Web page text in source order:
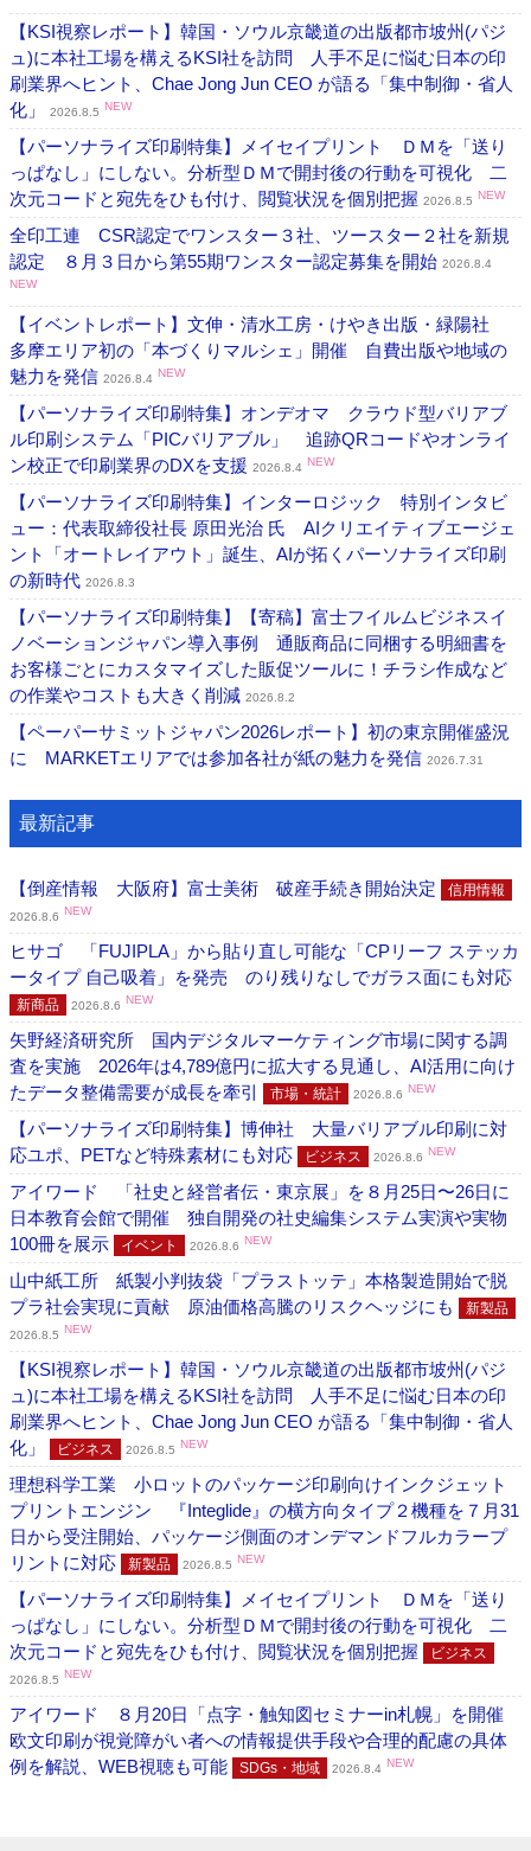
【KSI視察レポート】韓国・ソウル京畿道の出版都市坡州(パジ
ュ)に本社工場を構えるKSI社を訪問 人手不足に悩む日本の印
刷業界へヒント、Chae Jong Jun CEO が語る「集中制御・省人
化」
2026.8.5 NEW
【パーソナライズ印刷特集】メイセイプリント ＤＭを「送り
っぱなし」にしない。分析型ＤＭで開封後の行動を可視化 二
次元コードと宛先をひも付け、閲覧状況を個別把握 2026.8.5 NEW
全印工連 CSR認定でワンスター３社、ツースター２社を新規
認定 ８月３日から第55期ワンスター認定募集を開始 2026.8.4
NEW
【イベントレポート】文伸・清水工房・けやき出版・緑陽社
多摩エリア初の「本づくりマルシェ」開催 自費出版や地域の
魅力を発信 2026.8.4 NEW
【パーソナライズ印刷特集】オンデオマ クラウド型バリアブ
ル印刷システム「PICバリアブル」 追跡QRコードやオンライ
ン校正で印刷業界のDXを支援 2026.8.4 NEW
【パーソナライズ印刷特集】インターロジック 特別インタビ
ュー：代表取締役社長 原田光治 氏 AIクリエイティブエージェ
ント「オートレイアウト」誕生、AIが拓くパーソナライズ印刷
の新時代 2026.8.3
【パーソナライズ印刷特集】【寄稿】富士フイルムビジネスイ
ノベーションジャパン導入事例 通販商品に同梱する明細書を
お客様ごとにカスタマイズした販促ツールに！チラシ作成など
の作業やコストも大きく削減 2026.8.2
【ペーパーサミットジャパン2026レポート】初の東京開催盛況
に MARKETエリアでは参加各社が紙の魅力を発信 2026.7.31
最新記事
【倒産情報 大阪府】富士美術 破産手続き開始決定 信用情報
2026.8.6 NEW
ヒサゴ 「FUJIPLA」から貼り直し可能な「CPリーフ ステッカ
ータイプ 自己吸着」を発売 のり残りなしでガラス面にも対応
新商品 2026.8.6 NEW
矢野経済研究所 国内デジタルマーケティング市場に関する調
査を実施 2026年は4,789億円に拡大する見通し、AI活用に向け
たデータ整備需要が成長を牽引
市場・統計 2026.8.6 NEW
【パーソナライズ印刷特集】博伸社 大量バリアブル印刷に対
応ユポ、PETなど特殊素材にも対応
ビジネス 2026.8.6 NEW
アイワード 「社史と経営者伝・東京展」を８月25日〜26日に
日本教育会館で開催 独自開発の社史編集システム実演や実物
100冊を展示
イベント 2026.8.6 NEW
山中紙工所 紙製小判抜袋「プラストッテ」本格製造開始で脱
プラ社会実現に貢献 原油価格高騰のリスクヘッジにも
新製品
2026.8.5 NEW
【KSI視察レポート】韓国・ソウル京畿道の出版都市坡州(パジ
ュ)に本社工場を構えるKSI社を訪問 人手不足に悩む日本の印
刷業界へヒント、Chae Jong Jun CEO が語る「集中制御・省人
化」
ビジネス 2026.8.5 NEW
理想科学工業 小ロットのパッケージ印刷向けインクジェット
プリントエンジン 『Integlide』の横方向タイプ２機種を７月31
日から受注開始、パッケージ側面のオンデマンドフルカラープ
リントに対応
新製品 2026.8.5 NEW
【パーソナライズ印刷特集】メイセイプリント ＤＭを「送り
っぱなし」にしない。分析型ＤＭで開封後の行動を可視化 二
次元コードと宛先をひも付け、閲覧状況を個別把握
ビジネス
2026.8.5 NEW
アイワード ８月20日「点字・触知図セミナーin札幌」を開催
欧文印刷が視覚障がい者への情報提供手段や合理的配慮の具体
例を解説、WEB視聴も可能
SDGs・地域 2026.8.4 NEW